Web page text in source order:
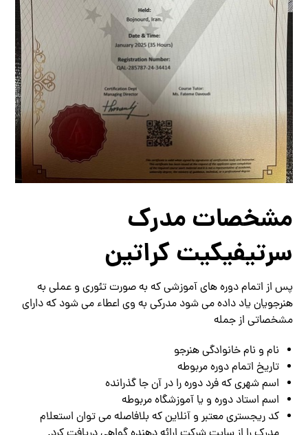
مشخصات مدرک
سرتیفیکیت کراتین
پس از اتمام دوره های آموزشی که به صورت تئوری و عملی به
هنرجویان یاد داده می شود مدرکی به وی اعطاء می شود که دارای
مشخصاتی از جمله
نام و نام خانوادگی هنرجو
تاریخ اتمام دوره مربوطه
اسم شهری که فرد دوره را در آن جا گذرانده
اسم استاد دوره و یا آموزشگاه مربوطه
کد ریجستری معتبر و آنلاین که بلافاصله می توان استعلام